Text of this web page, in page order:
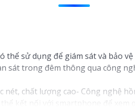
thể sử dụng để giám sát và bảo
sát trong đêm thông qua công
nét, chất lượng cao- Công nghệ
kết nối với smartphone để xem